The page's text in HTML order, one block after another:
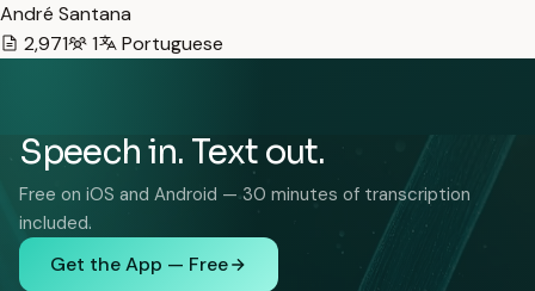
André Santana
2,971
1 Portuguese
Speech in. Text out.
Free on iOS and Android — 30 minutes of transcription
included.
Get the App — Free